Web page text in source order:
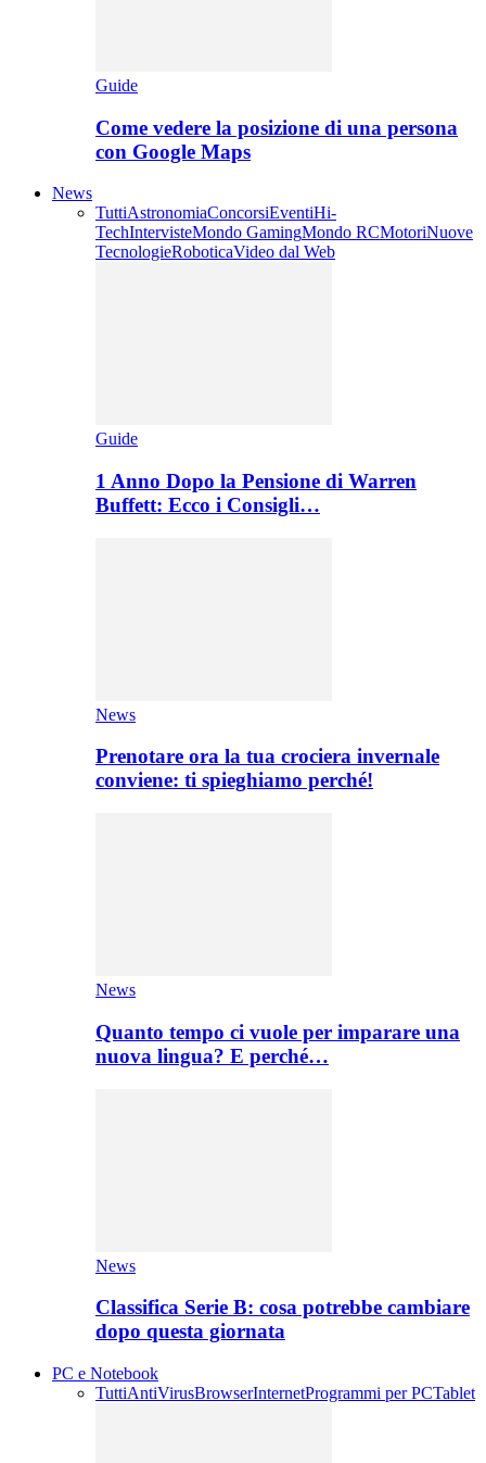
Guide
Come vedere la posizione di una persona
con Google Maps
News
TuttiAstronomiaConcorsiEventiHi-
TechIntervisteMondo GamingMondo RCMotoriNuove
TecnologieRoboticaVideo dal Web
Guide
1 Anno Dopo la Pensione di Warren
Buffett: Ecco i Consigli…
News
Prenotare ora la tua crociera invernale
conviene: ti spieghiamo perché!
News
Quanto tempo ci vuole per imparare una
nuova lingua? E perché…
News
Classifica Serie B: cosa potrebbe cambiare
dopo questa giornata
PC e Notebook
TuttiAntiVirusBrowserInternetProgrammi per PCTablet